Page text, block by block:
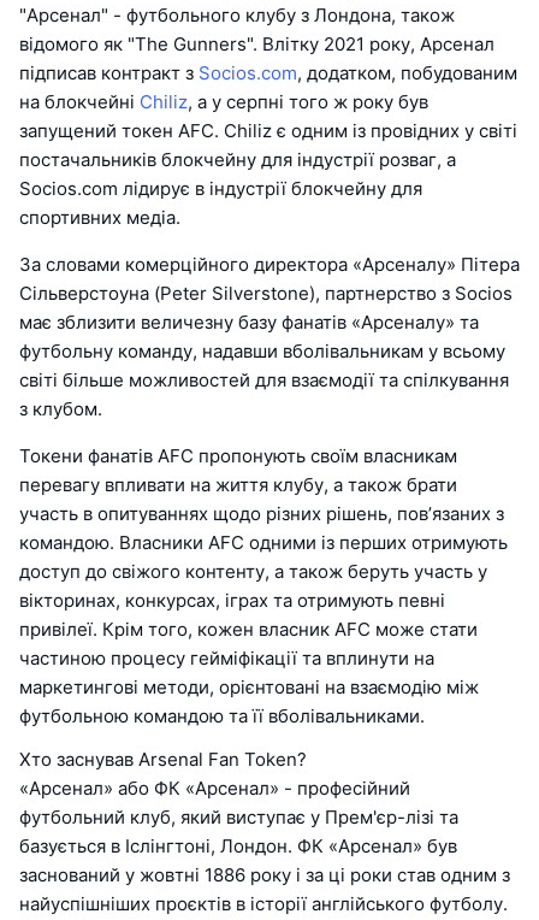
"Арсенал" - футбольного клубу з Лондона, також
відомого як "The Gunners". Влітку 2021 року, Арсенал
підписав контракт з Socios.com, додатком, побудованим
на блокчейні Chiliz, а у серпні того ж року був
запущений токен AFC. Chiliz є одним із провідних у світі
постачальників блокчейну для індустрії розваг, а
Socios.com лідирує в індустрії блокчейну для
спортивних медіа.
За словами комерційного директора «Арсеналу» Пітера
Сільверстоуна (Peter Silverstone), партнерство з Socios
має зблизити величезну базу фанатів «Арсеналу» та
футбольну команду, надавши вболівальникам у всьому
світі більше можливостей для взаємодії та спілкування
з клубом.
Токени фанатів AFC пропонують своїм власникам
перевагу впливати на життя клубу, а також брати
участь в опитуваннях щодо різних рішень, пов’язаних з
командою. Власники AFC одними із перших отримують
доступ до свіжого контенту, а також беруть участь у
вікторинах, конкурсах, іграх та отримують певні
привілеї. Крім того, кожен власник AFC може стати
частиною процесу гейміфікації та вплинути на
маркетингові методи, орієнтовані на взаємодію між
футбольною командою та її вболівальниками.
Хто заснував Arsenal Fan Token?
«Арсенал» або ФК «Арсенал» - професійний
футбольний клуб, який виступає у Прем'єр-лізі та
базується в Іслінгтоні, Лондон. ФК «Арсенал» був
заснований у жовтні 1886 року і за ці роки став одним з
найуспішніших проєктів в історії англійського футболу.